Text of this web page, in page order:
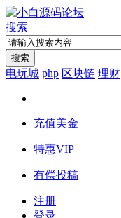
搜索
搜索
电玩城 php 区块链 理财
充值美金
特惠VIP
有偿投稿
注册
登录